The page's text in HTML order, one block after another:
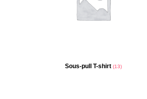
Sous-pull T-shirt (13)